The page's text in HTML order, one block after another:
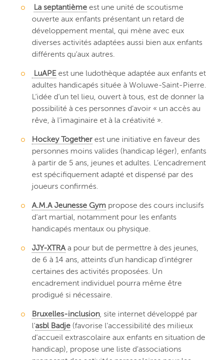
La septantième est une unité de scoutisme
ouverte aux enfants présentant un retard de
développement mental, qui mène avec eux
diverses activités adaptées aussi bien aux enfants
différents qu’aux autres.
LuAPE est une ludothèque adaptée aux enfants et
adultes handicapés située à Woluwe-Saint-Pierre.
L’idée d’un tel lieu, ouvert à tous, est de donner la
possibilité à ces personnes d’avoir « un accès au
rêve, à l’imaginaire et à la créativité ».
Hockey Together est une initiative en faveur des
personnes moins valides (handicap léger), enfants
à partir de 5 ans, jeunes et adultes. L’encadrement
est spécifiquement adapté et dispensé par des
joueurs confirmés.
A.M.A Jeunesse Gym propose des cours inclusifs
d’art martial, notamment pour les enfants
handicapés mentaux ou physique.
JJY-XTRAa pour but de permettre à des jeunes,
de 6 à 14 ans, atteints d’un handicap d’intégrer
certaines des activités proposées. Un
encadrement individuel pourra même être
prodigué si nécessaire.
Bruxelles-inclusion, site internet développé par
l’asbl Badje (favorise l’accessibilité des milieux
d’accueil extrascolaire aux enfants en situation de
handicap), propose une liste d’associations